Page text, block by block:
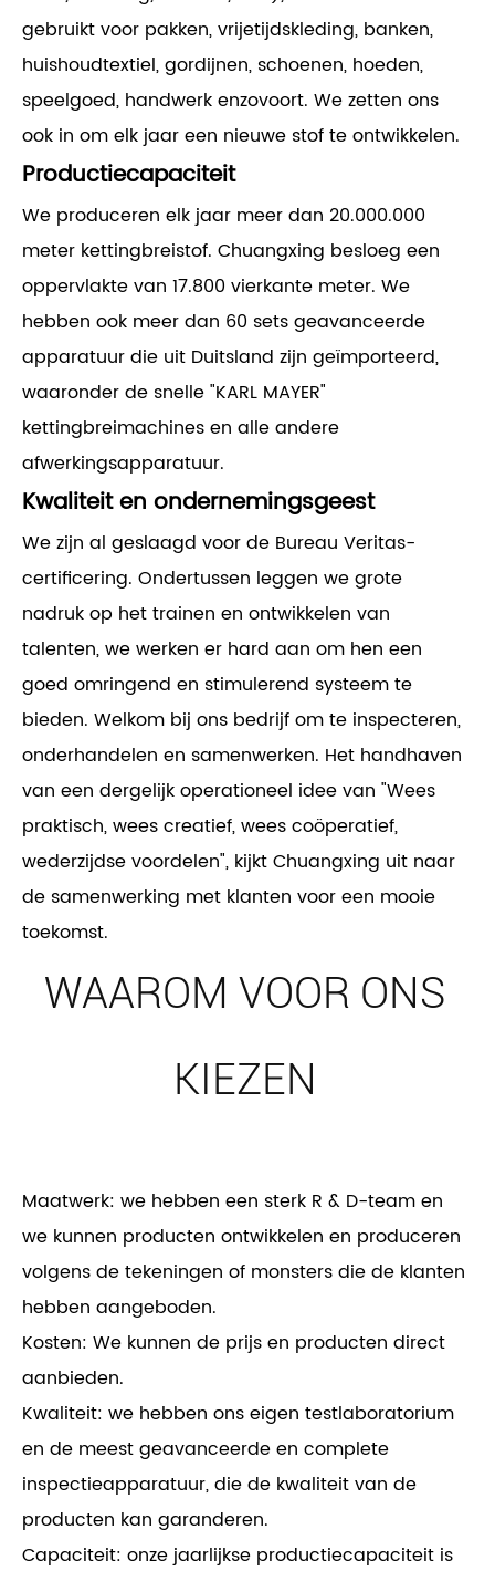
gebruikt voor pakken, vrijetijdskleding, banken,
huishoudtextiel, gordijnen, schoenen, hoeden,
speelgoed, handwerk enzovoort. We zetten ons
ook in om elk jaar een nieuwe stof te ontwikkelen.
Productiecapaciteit
We produceren elk jaar meer dan 20.000.000
meter kettingbreistof. Chuangxing besloeg een
oppervlakte van 17.800 vierkante meter. We
hebben ook meer dan 60 sets geavanceerde
apparatuur die uit Duitsland zijn geïmporteerd,
waaronder de snelle "KARL MAYER"
kettingbreimachines en alle andere
afwerkingsapparatuur.
Kwaliteit en ondernemingsgeest
We zijn al geslaagd voor de Bureau Veritas-
certificering. Ondertussen leggen we grote
nadruk op het trainen en ontwikkelen van
talenten, we werken er hard aan om hen een
goed omringend en stimulerend systeem te
bieden. Welkom bij ons bedrijf om te inspecteren,
onderhandelen en samenwerken. Het handhaven
van een dergelijk operationeel idee van "Wees
praktisch, wees creatief, wees coöperatief,
wederzijdse voordelen", kijkt Chuangxing uit naar
de samenwerking met klanten voor een mooie
toekomst.
WAAROM VOOR ONS
KIEZEN
Maatwerk: we hebben een sterk R & D-team en
we kunnen producten ontwikkelen en produceren
volgens de tekeningen of monsters die de klanten
hebben aangeboden.
Kosten: We kunnen de prijs en producten direct
aanbieden.
Kwaliteit: we hebben ons eigen testlaboratorium
en de meest geavanceerde en complete
inspectieapparatuur, die de kwaliteit van de
producten kan garanderen.
Capaciteit: onze jaarlijkse productiecapaciteit is